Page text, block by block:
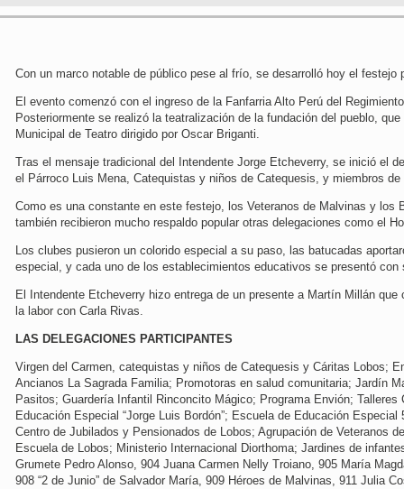
Con un marco notable de público pese al frío, se desarrolló hoy el
El evento comenzó con el ingreso de la Fanfarria Alto Perú del
Posteriormente se realizó la teatralización de la fundación del pueblo,
Municipal de Teatro dirigido por Oscar Briganti.
Tras el mensaje tradicional del Intendente Jorge Etcheverry, se inició el
el Párroco Luis Mena, Catequistas y niños de Catequesis, y miembros de
Como es una constante en este festejo, los Veteranos de Malvinas y
también recibieron mucho respaldo popular otras delegaciones como el
Los clubes pusieron un colorido especial a su paso, las batucadas
especial, y cada uno de los establecimientos educativos se presentó
El Intendente Etcheverry hizo entrega de un presente a Martín Millán
la labor con Carla Rivas.
LAS DELEGACIONES PARTICIPANTES
Virgen del Carmen, catequistas y niños de Catequesis y Cáritas Lobos;
Ancianos La Sagrada Familia; Promotoras en salud comunitaria; Jardín
Pasitos; Guardería Infantil Rinconcito Mágico; Programa Envión;
Educación Especial “Jorge Luis Bordón”; Escuela de Educación
Centro de Jubilados y Pensionados de Lobos; Agrupación de Veteranos
Escuela de Lobos; Ministerio Internacional Diorthoma; Jardines de
Grumete Pedro Alonso, 904 Juana Carmen Nelly Troiano, 905 María
908 “2 de Junio” de Salvador María, 909 Héroes de Malvinas, 911 Julia